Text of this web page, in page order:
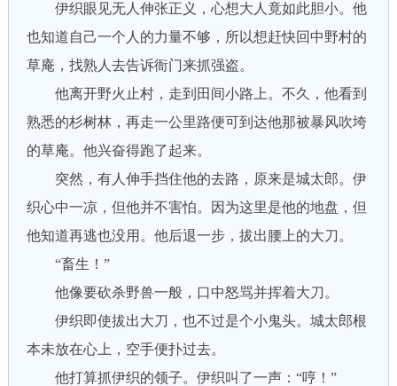
伊织眼见无人伸张正义，心想大人竟如此胆小。他
也知道自己一个人的力量不够，所以想赶快回中野村的
草庵，找熟人去告诉衙门来抓强盗。
他离开野火止村，走到田间小路上。不久，他看到
熟悉的杉树林，再走一公里路便可到达他那被暴风吹垮
的草庵。他兴奋得跑了起来。
突然，有人伸手挡住他的去路，原来是城太郎。伊
织心中一凉，但他并不害怕。因为这里是他的地盘，但
他知道再逃也没用。他后退一步，拔出腰上的大刀。
“畜生！”
他像要砍杀野兽一般，口中怒骂并挥着大刀。
伊织即使拔出大刀，也不过是个小鬼头。城太郎根
本未放在心上，空手便扑过去。
他打算抓伊织的领子。伊织叫了一声：“哼！”